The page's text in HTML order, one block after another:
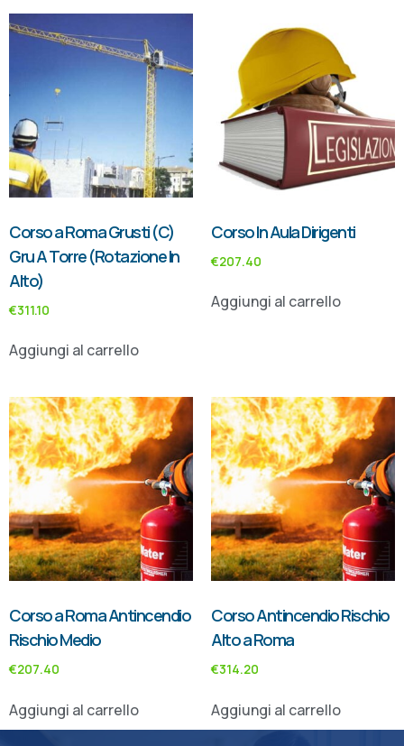
Corso a Roma Grusti (C)
Gru A Torre (Rotazione In
Alto)
€311.10
Aggiungi al carrello
Corso In Aula Dirigenti
€207.40
Aggiungi al carrello
Corso a Roma Antincendio
Rischio Medio
€207.40
Aggiungi al carrello
Corso Antincendio Rischio
Alto a Roma
€314.20
Aggiungi al carrello